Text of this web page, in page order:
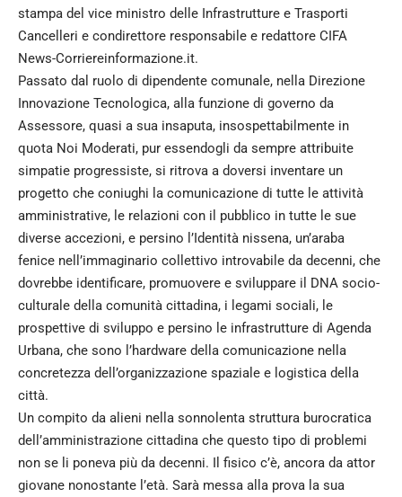
stampa del vice ministro delle Infrastrutture e Trasporti
Cancelleri e condirettore responsabile e redattore CIFA
News-Corriereinformazione.it.
Passato dal ruolo di dipendente comunale, nella Direzione
Innovazione Tecnologica, alla funzione di governo da
Assessore, quasi a sua insaputa, insospettabilmente in
quota Noi Moderati, pur essendogli da sempre attribuite
simpatie progressiste, si ritrova a doversi inventare un
progetto che coniughi la comunicazione di tutte le attività
amministrative, le relazioni con il pubblico in tutte le sue
diverse accezioni, e persino l’Identità nissena, un’araba
fenice nell’immaginario collettivo introvabile da decenni, che
dovrebbe identificare, promuovere e sviluppare il DNA socio-
culturale della comunità cittadina, i legami sociali, le
prospettive di sviluppo e persino le infrastrutture di Agenda
Urbana, che sono l’hardware della comunicazione nella
concretezza dell’organizzazione spaziale e logistica della
città.
Un compito da alieni nella sonnolenta struttura burocratica
dell’amministrazione cittadina che questo tipo di problemi
non se li poneva più da decenni. Il fisico c’è, ancora da attor
giovane nonostante l’età. Sarà messa alla prova la sua